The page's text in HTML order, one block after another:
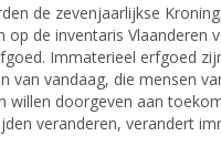
de zevenjaarlijkse
op de inventaris Vlaanderen
Immaterieel erfgoed
van vandaag, die mensen
willen doorgeven aan
veranderen, verandert